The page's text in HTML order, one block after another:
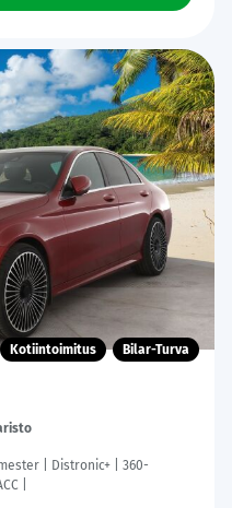
Kotiintoimitus Bilar-Turva
| Distronic+ | 360-
|